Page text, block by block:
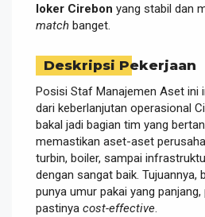
loker Cirebon yang stabil dan
match banget.
Deskripsi Pekerjaan
Posisi Staf Manajemen Aset ini
dari keberlanjutan operasional
bakal jadi bagian tim yang
memastikan aset-aset
turbin, boiler, sampai
dengan sangat baik. Tujuannya,
punya umur pakai yang
pastinya cost-effective